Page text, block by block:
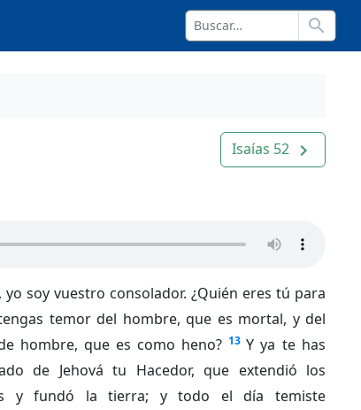
search
Isaías 52 navigate_next
yo soy vuestro consolador. ¿Quién eres tú para
temor del hombre, que es mortal, y del
hombre, que es como heno? 13 Y ya te has
de Jehová tu Hacedor, que extendió los
y fundó la tierra; y todo el día temiste